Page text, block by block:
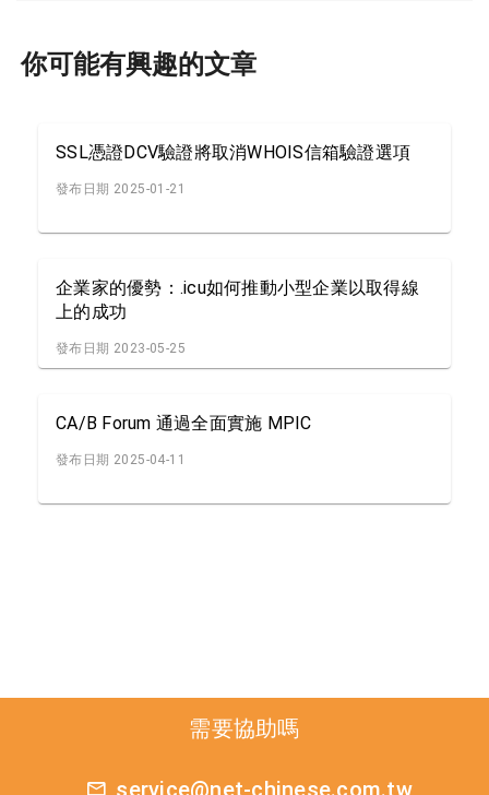
你可能有興趣的文章
SSL憑證DCV驗證將取消WHOIS信箱驗證選項
發布日期 2025-01-21
企業家的優勢：.icu如何推動小型企業以取得線
上的成功
發布日期 2023-05-25
CA/B Forum 通過全面實施 MPIC
發布日期 2025-04-11
需要協助嗎
service@net-chinese.com.tw